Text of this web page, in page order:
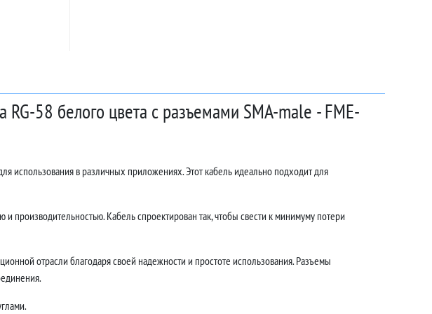
58 белого цвета с разъемами SMA-male - FME-
использования в различных приложениях. Этот кабель идеально подходит для
производительностью. Кабель спроектирован так, чтобы свести к минимуму потери
отрасли благодаря своей надежности и простоте использования. Разъемы